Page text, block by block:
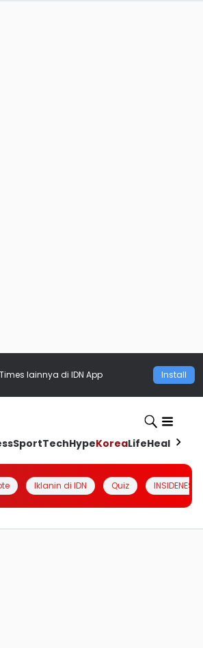
lainnya di IDN App Install
SportTechHypeKoreaLifeHealth
Iklanin di IDN Quiz INSIDENESIA